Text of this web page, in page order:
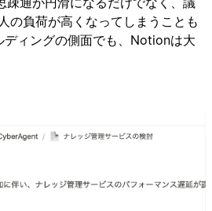
の負荷が高くなってしまうことも
ディングの側面でも、Notionは大